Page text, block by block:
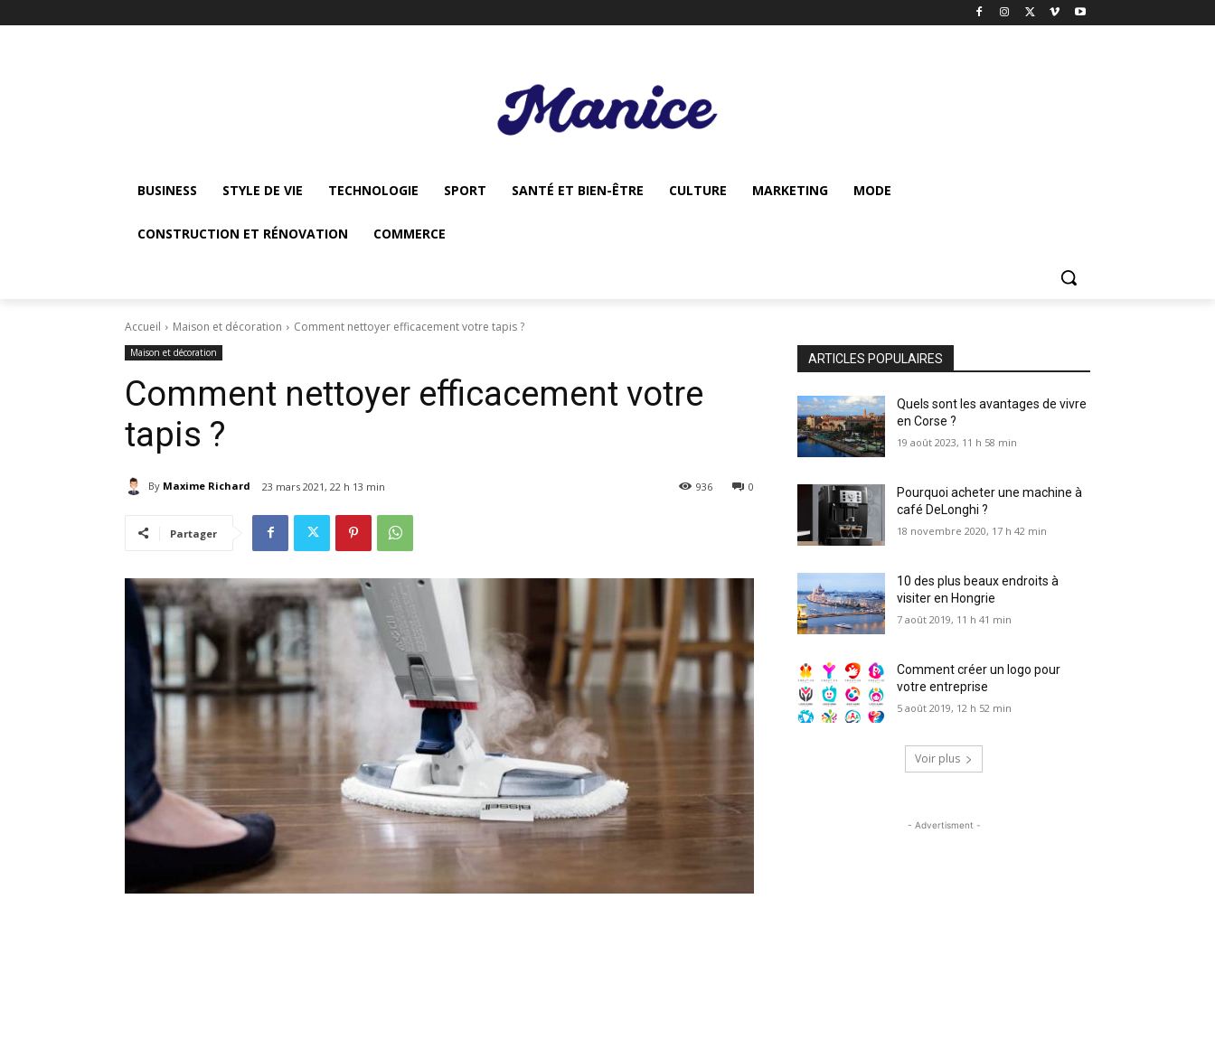
BUSINESS STYLE DE VIE TECHNOLOGIE SPORT SANTÉ ET BIEN-ÊTRE CULTURE MARKETING MODE
CONSTRUCTION ET RÉNOVATION COMMERCE
Accueil Maison et décoration Comment nettoyer efficacement votre tapis ?
Maison et décoration
Comment nettoyer efficacement votre
tapis ?
By Maxime Richard 23 mars 2021, 22 h 13 min 0
936
Partager
ARTICLES POPULAIRES
Quels sont les avantages de vivre
en Corse ?
19 août 2023, 11 h 58 min
Pourquoi acheter une machine à
café DeLonghi ?
18 novembre 2020, 17 h 42 min
10 des plus beaux endroits à
visiter en Hongrie
7 août 2019, 11 h 41 min
Comment créer un logo pour
votre entreprise
5 août 2019, 12 h 52 min
Voir plus
- Advertisment -